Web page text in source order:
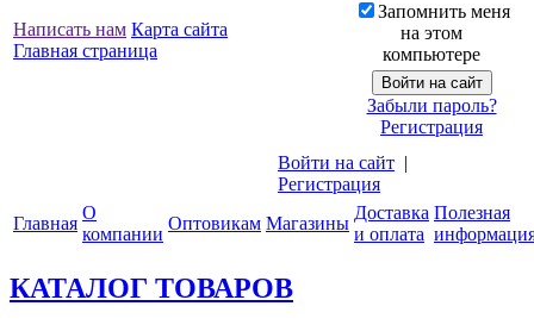
Написать нам Карта сайта
Главная страница
Запомнить меня
на этом
компьютере
Забыли пароль?
Регистрация
Войти на сайт |
Регистрация
Главная
О
компании
Оптовикам Магазины
Доставка
и оплата
Полезная
КАТАЛОГ ТОВАРОВ